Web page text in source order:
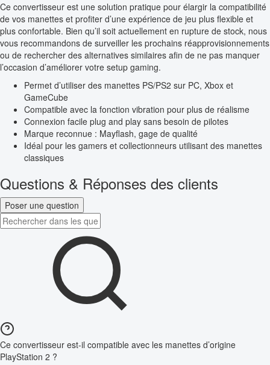
Ce convertisseur est une solution pratique pour élargir la compatibilité
de vos manettes et profiter d’une expérience de jeu plus flexible et
plus confortable. Bien qu’il soit actuellement en rupture de stock, nous
vous recommandons de surveiller les prochains réapprovisionnements
ou de rechercher des alternatives similaires afin de ne pas manquer
l’occasion d’améliorer votre setup gaming.
Permet d’utiliser des manettes PS/PS2 sur PC, Xbox et
GameCube
Compatible avec la fonction vibration pour plus de réalisme
Connexion facile plug and play sans besoin de pilotes
Marque reconnue : Mayflash, gage de qualité
Idéal pour les gamers et collectionneurs utilisant des manettes
classiques
Questions & Réponses des clients
Poser une question
Ce convertisseur est-il compatible avec les manettes d’origine
PlayStation 2 ?